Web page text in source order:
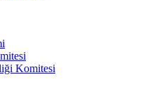
Komitesi